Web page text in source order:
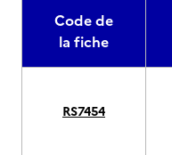
Code de
la fiche
RS7454